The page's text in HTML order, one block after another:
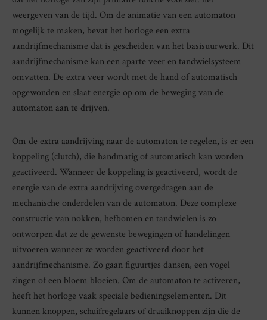
weergeven van de tijd. Om de animatie van een automaton
mogelijk te maken, bevat het horloge een extra
aandrijfmechanisme dat is gescheiden van het basisuurwerk. Dit
aandrijfmechanisme kan een aparte veer en tandwielsysteem
omvatten. De extra veer wordt met de hand of automatisch
opgewonden en slaat energie op om de beweging van de
automaton aan te drijven.
Om de extra aandrijving naar de automaton te regelen, is er een
koppeling (clutch), die handmatig of automatisch kan worden
geactiveerd. Wanneer de koppeling is geactiveerd, wordt de
energie van de extra aandrijving overgedragen aan de
mechanische onderdelen van de automaton. Deze complexe
constructie van nokken, hefbomen en tandwielen is zo
ontworpen dat ze de gewenste bewegingen of handelingen
uitvoeren wanneer ze worden geactiveerd door het
aandrijfmechanisme. Zo gaan figuurtjes dansen, een vogel
zingen of een bloem bloeien. Om de automaton te activeren,
heeft het horloge vaak speciale bedieningselementen. Dit
kunnen knoppen, schuifregelaars of draaiknoppen zijn die de